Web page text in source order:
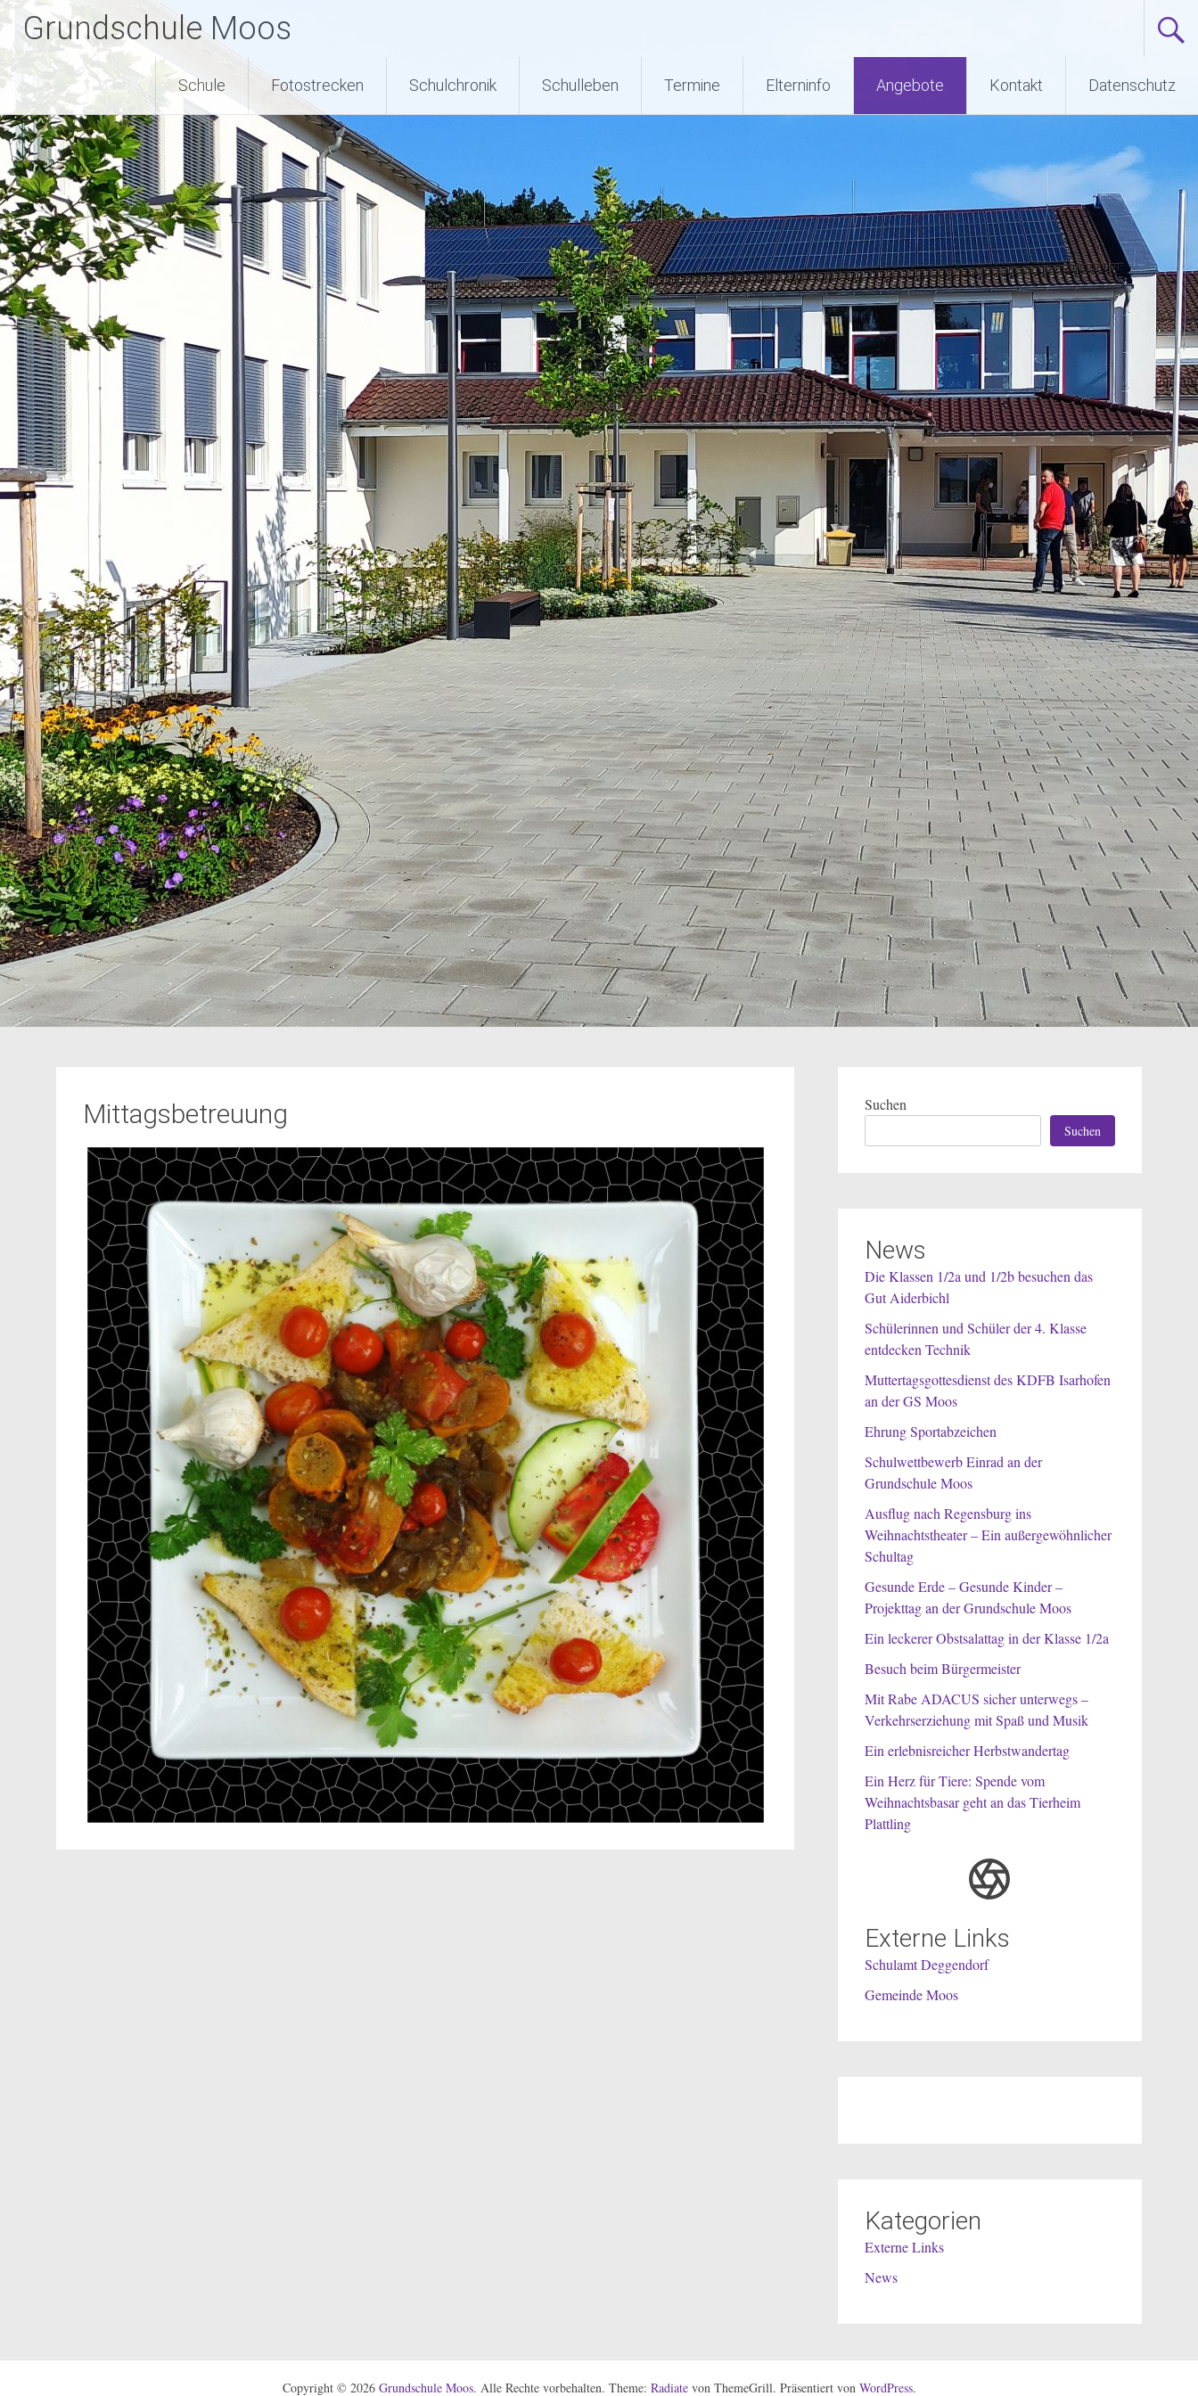
Zum
Inhalt
springen
Grundschule Moos
Schule Fotostrecken Schulchronik Schulleben Termine Elterninfo Angebote Kontakt Datenschutz
Mittagsbetreuung Suchen
Suchen
News
Die Klassen 1/2a und 1/2b besuchen das
Gut Aiderbichl
Schülerinnen und Schüler der 4. Klasse
entdecken Technik
Muttertagsgottesdienst des KDFB Isarhofen
an der GS Moos
Ehrung Sportabzeichen
Schulwettbewerb Einrad an der
Grundschule Moos
Ausflug nach Regensburg ins
Weihnachtstheater – Ein außergewöhnlicher
Schultag
Gesunde Erde – Gesunde Kinder –
Projekttag an der Grundschule Moos
Ein leckerer Obstsalattag in der Klasse 1/2a
Besuch beim Bürgermeister
Mit Rabe ADACUS sicher unterwegs –
Verkehrserziehung mit Spaß und Musik
Ein erlebnisreicher Herbstwandertag
Ein Herz für Tiere: Spende vom
Weihnachtsbasar geht an das Tierheim
Plattling
Externe Links
Schulamt Deggendorf
Gemeinde Moos
Kategorien
Externe Links
News
Copyright © 2026 Grundschule Moos. Alle Rechte vorbehalten. Theme: Radiatevon ThemeGrill. Präsentiert von WordPress.